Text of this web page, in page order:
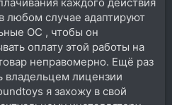
любом случае адаптируют
ОС , чтобы он
оплату этой работы на
неправомерно. Ещё раз
владельцем лицензии
я захожу в свой